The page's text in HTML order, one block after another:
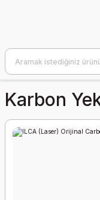
Karbon